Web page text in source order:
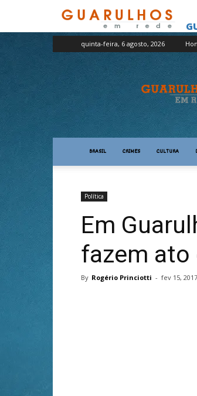
quinta-feira, 6 agosto, 2026
Guarulhos
em
Rede
BRASIL CRIMES CULTURA
Política
Em
fazem ato
By Rogério Princiotti - fev 15, 2017